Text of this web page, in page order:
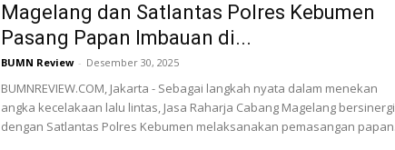
Magelang dan Satlantas Polres Kebumen
Pasang Papan Imbauan di...
BUMN Review - Desember 30, 2025
BUMNREVIEW.COM, Jakarta - Sebagai langkah nyata dalam menekan
angka kecelakaan lalu lintas, Jasa Raharja Cabang Magelang bersinergi
dengan Satlantas Polres Kebumen melaksanakan pemasangan